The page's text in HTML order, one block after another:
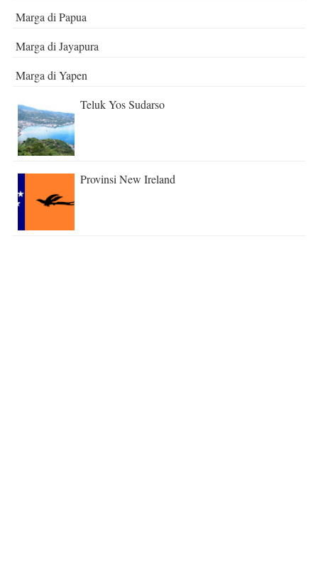
Marga di Papua
Marga di Jayapura
Marga di Yapen
Teluk Yos Sudarso
Provinsi New Ireland